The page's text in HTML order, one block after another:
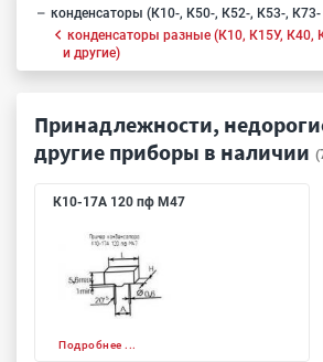
конденсаторы (К10-, К50-, К52-, К53-, К73-
конденсаторы разные (К10, К15У,
и другие)
Принадлежности,
другие приборы в наличии
К10-17А 120 пф М47
Подробнее ...